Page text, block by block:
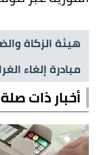
هيئة الزكاة
مبادرة إلغاء
أخبار ذات صلة